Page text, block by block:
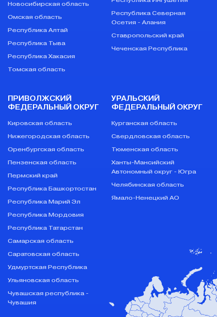
Новосибирская область
Омская область
Республика Алтай
Республика Тыва
Республика Хакасия
Томская область
Республика Северная
Осетия - Алания
Ставропольский край
Чеченская Республика
ПРИВОЛЖСКИЙ
ФЕДЕРАЛЬНЫЙ ОКРУГ
Кировская область
Нижегородская область
Оренбургская область
Пензенская область
Пермский край
Республика Башкортостан
Республика Марий Эл
Республика Мордовия
Республика Татарстан
Самарская область
Саратовская область
Удмуртская Республика
Ульяновская область
Чувашская республика -
Чувашия
УРАЛЬСКИЙ
ФЕДЕРАЛЬНЫЙ ОКРУГ
Курганская область
Свердловская область
Тюменская область
Ханты-Мансийский
Автономный округ - Югра
Челябинская область
Ямало-Ненецкий АО